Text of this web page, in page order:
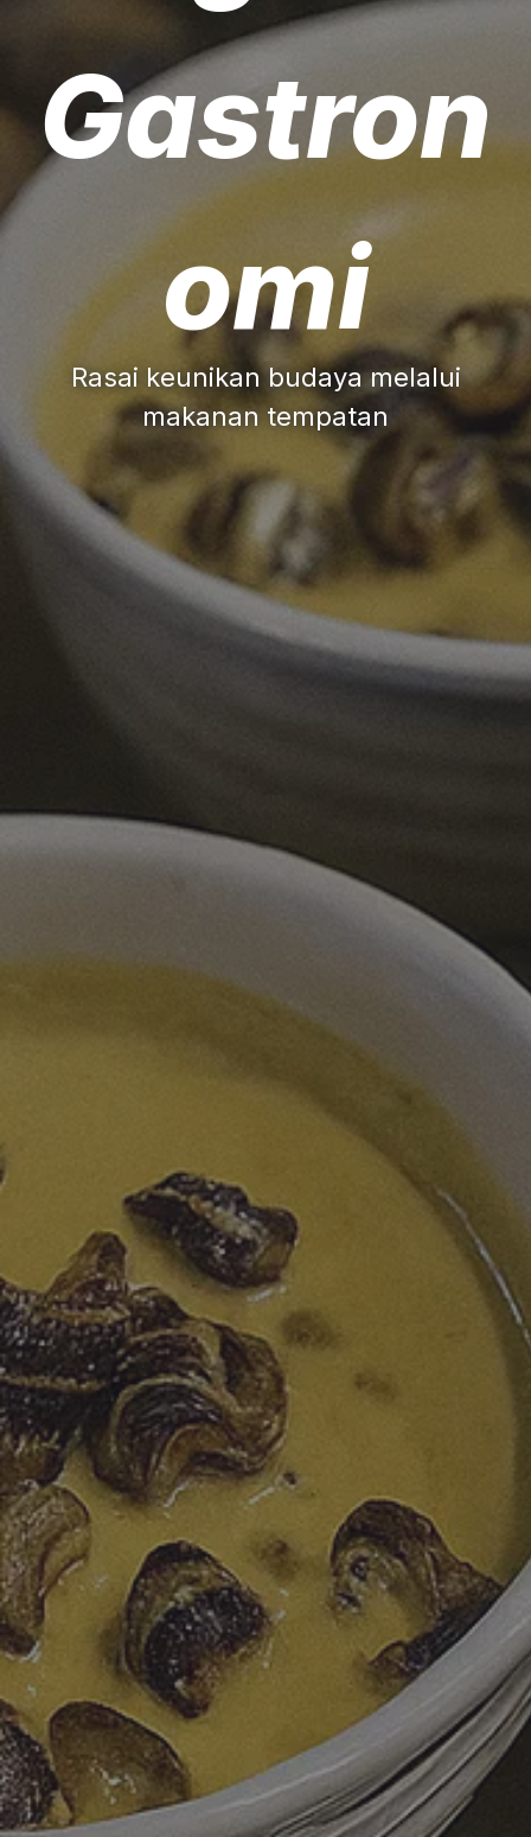
Gastron
omi
Rasai keunikan budaya melalui
makanan tempatan